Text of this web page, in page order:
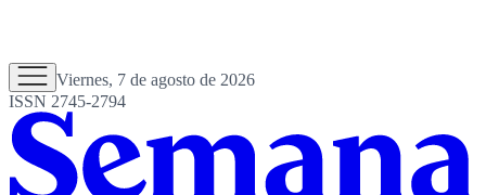
Viernes, 7 de agosto de 2026
ISSN 2745-2794